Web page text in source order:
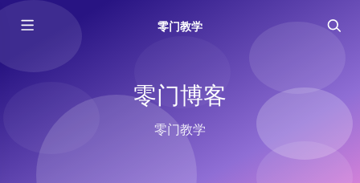
零门教学
零门博客
零门教学